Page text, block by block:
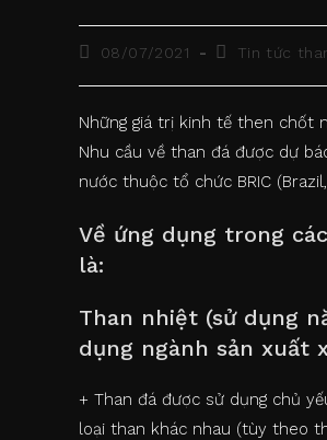
Post08/07/2021
PostTin tức
Những giá trị kinh tế then chốt
Nhu cầu về than đá được dự
nước thuộc tổ chức BRIC
Về ứng dụng trong
là:
Than nhiệt (sử dụng
dụng ngành sản xuất
+ Than đá được sử dụng chủ
loại than khác nhau (tùy theo